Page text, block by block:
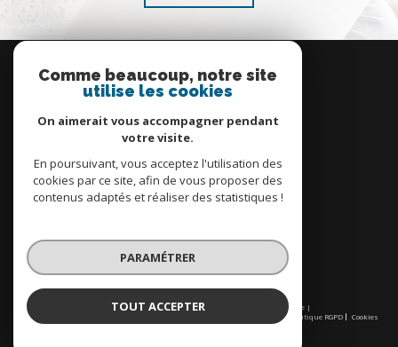
connecter
espace propriétaire
© 2026 | Tous droits réservés | Traduction powered by Google |
Nos honoraires
Politique RGPD Cookies
Comme beaucoup, notre site
utilise les cookies
On aimerait vous accompagner pendant
votre visite.
En poursuivant, vous acceptez l'utilisation des
cookies par ce site, afin de vous proposer des
contenus adaptés et réaliser des statistiques !
PARAMÉTRER
TOUT ACCEPTER